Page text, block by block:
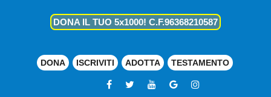
DONA IL TUO 5x1000! C.F.96368210587
DONA ISCRIVITI ADOTTA TESTAMENTO